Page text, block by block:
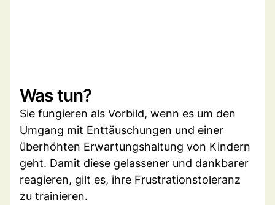
Was tun?
Sie fungieren als Vorbild, wenn es um den
Umgang mit Enttäuschungen und einer
überhöhten Erwartungshaltung von Kindern
geht. Damit diese gelassener und dankbarer
reagieren, gilt es, ihre Frustrationstoleranz
zu trainieren.